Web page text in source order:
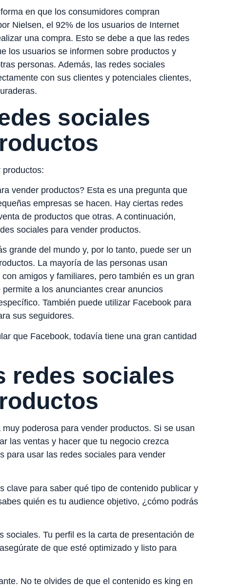
en que los consumidores compran
Nielsen, el 92% de los usuarios de Internet
una compra. Esto se debe a que las redes
los usuarios se informen sobre productos y
personas. Además, las redes sociales
con sus clientes y potenciales clientes,
sociales
productos:
vender productos? Esta es una pregunta que
empresas se hacen. Hay ciertas redes
de productos que otras. A continuación,
sociales para vender productos.
grande del mundo y, por lo tanto, puede ser un
La mayoría de las personas usan
amigos y familiares, pero también es un gran
a los anunciantes crear anuncios
También puede utilizar Facebook para
sus seguidores.
que Facebook, todavía tiene una gran cantidad
redes sociales
poderosa para vender productos. Si se usan
las ventas y hacer que tu negocio crezca
para usar las redes sociales para vender
clave para saber qué tipo de contenido publicar y
quién es tu audience objetivo, ¿cómo podrás
sociales. Tu perfil es la carta de presentación de
de que esté optimizado y listo para
No te olvides de que el contenido es king en